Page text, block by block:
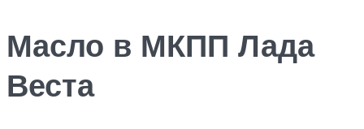
Масло в МКПП Лада
Веста